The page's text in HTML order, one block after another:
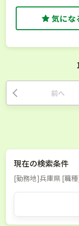
気にな
前へ
現在の検索条件
[勤務地]兵庫県 [職